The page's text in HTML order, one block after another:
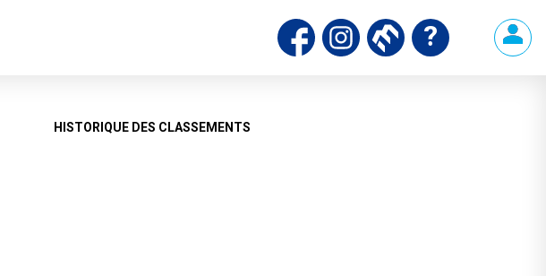
HISTORIQUE DES CLASSEMENTS